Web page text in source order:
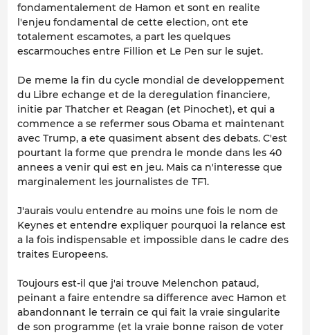
fondamentalement de Hamon et sont en realite
l'enjeu fondamental de cette election, ont ete
totalement escamotes, a part les quelques
escarmouches entre Fillion et Le Pen sur le sujet.
De meme la fin du cycle mondial de developpement
du Libre echange et de la deregulation financiere,
initie par Thatcher et Reagan (et Pinochet), et qui a
commence a se refermer sous Obama et maintenant
avec Trump, a ete quasiment absent des debats. C'est
pourtant la forme que prendra le monde dans les 40
annees a venir qui est en jeu. Mais ca n'interesse que
marginalement les journalistes de TF1.
J'aurais voulu entendre au moins une fois le nom de
Keynes et entendre expliquer pourquoi la relance est
a la fois indispensable et impossible dans le cadre des
traites Europeens.
Toujours est-il que j'ai trouve Melenchon pataud,
peinant a faire entendre sa difference avec Hamon et
abandonnant le terrain ce qui fait la vraie singularite
de son programme (et la vraie bonne raison de voter